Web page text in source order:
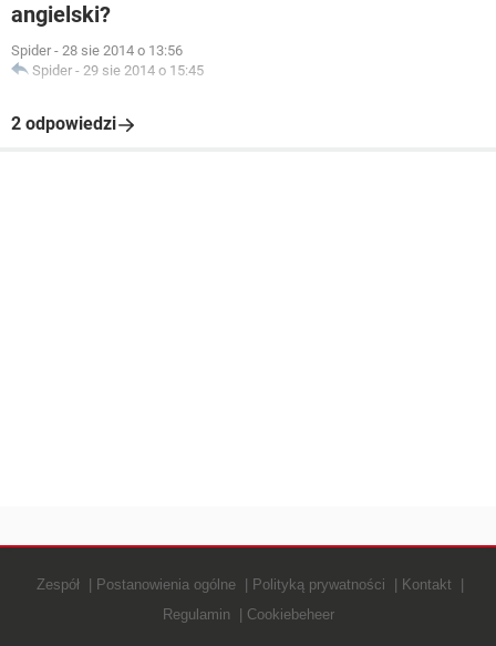
angielski?
Spider - 28 sie 2014 o 13:56
Spider - 29 sie 2014 o 15:45
2 odpowiedzi
Zespół Postanowienia ogólne Polityką prywatności
Kontakt
Regulamin
Cookiebeheer